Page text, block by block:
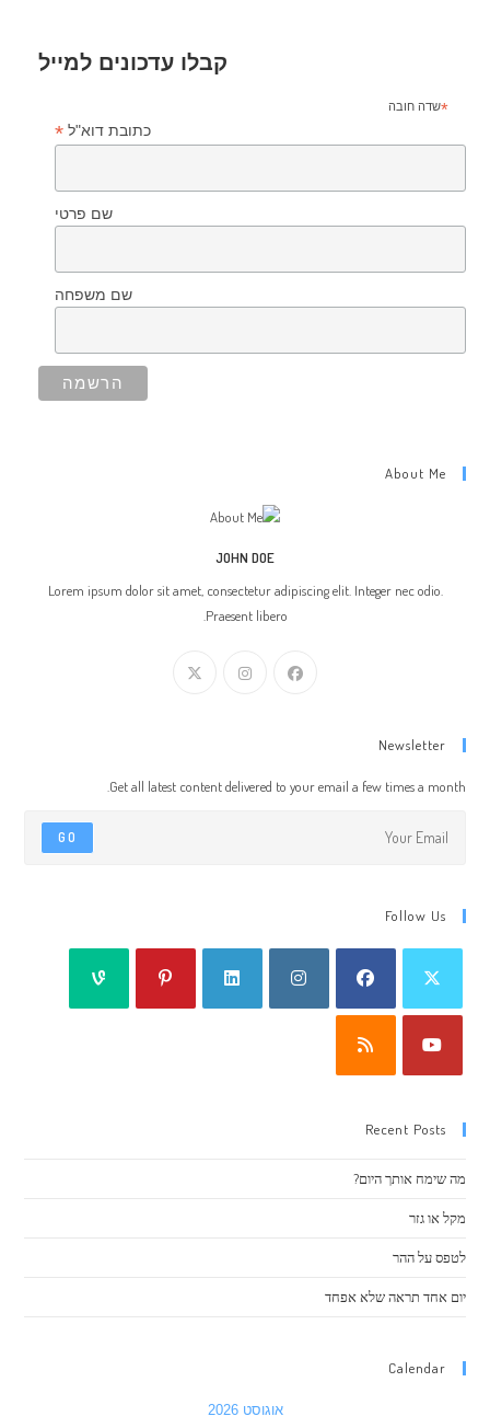
קבלו עדכונים למייל
*שדה חובה
כתובת דוא"ל *
שם פרטי
שם משפחה
About Me
JOHN DOE
Lorem ipsum dolor sit amet, consectetur adipiscing elit. Integer nec odio.
Praesent libero.
Newsletter
Get all latest content delivered to your email a few times a month.
GO
Follow Us
Recent Posts
מה שימח אותך היום?
מקל או גזר
לטפס על ההר
יום אחד תראה שלא אפחד
Calendar
אוגוסט 2026